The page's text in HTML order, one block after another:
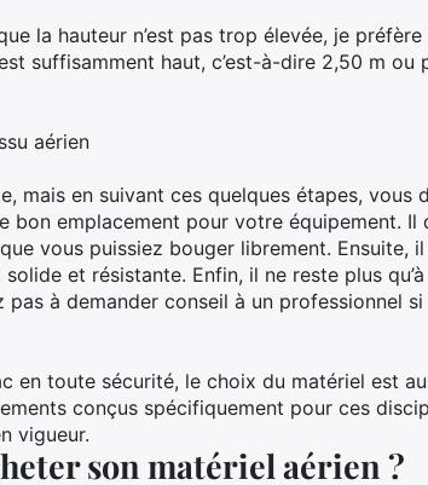
la hauteur n’est pas trop élevée, je
suffisamment haut, c’est-à-dire 2,50 m ou
aérien
mais en suivant ces quelques étapes, vous
bon emplacement pour votre équipement.
vous puissiez bouger librement. Ensuite, il
et résistante. Enfin, il ne reste plus
pas à demander conseil à un professionnel
en toute sécurité, le choix du matériel est
conçus spécifiquement pour ces
vigueur.
son matériel aérien ?